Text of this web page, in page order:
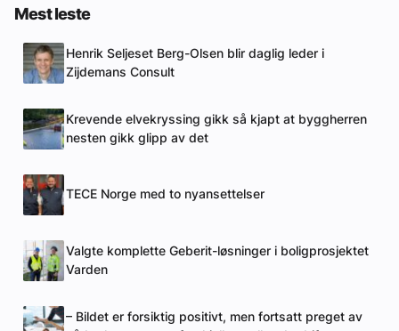
Mest leste
Henrik Seljeset Berg-Olsen blir daglig leder i
Zijdemans Consult
Krevende elvekryssing gikk så kjapt at byggherren
nesten gikk glipp av det
TECE Norge med to nyansettelser
Valgte komplette Geberit-løsninger i boligprosjektet
Varden
– Bildet er forsiktig positivt, men fortsatt preget av